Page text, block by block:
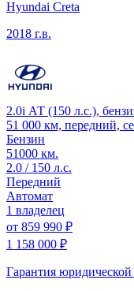
Hyundai Creta
2018 г.в.
2.0i АТ (150 л.с.),
51 000 км, передний,
Бензин
51000 км.
2.0 / 150 л.с.
Передний
Автомат
1 владелец
от 859 990 ₽
1 158 000 ₽
Гарантия